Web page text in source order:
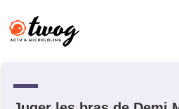
Bienvenue !
JE M'INSCRIS
Que souhaitez-